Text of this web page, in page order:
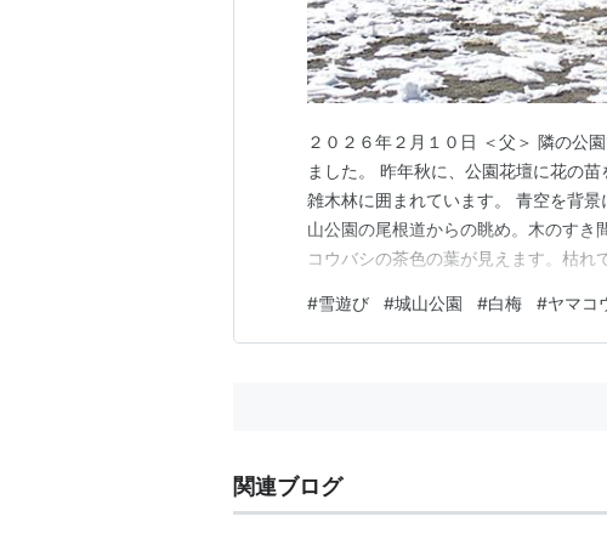
２０２６年２月１０日 ＜父＞ 隣の公
ました。 昨年秋に、公園花壇に花の
雑木林に囲まれています。 青空を背
山公園の尾根道からの眺め。木のすき
コウバシの茶色の葉が見えます。枯れ
OM SYSTEM TG-7 今朝、団地のタイ
りから溶けた水が朝の寒さ…
#雪遊び #城山公園 #白梅 #ヤマコ
関連ブログ